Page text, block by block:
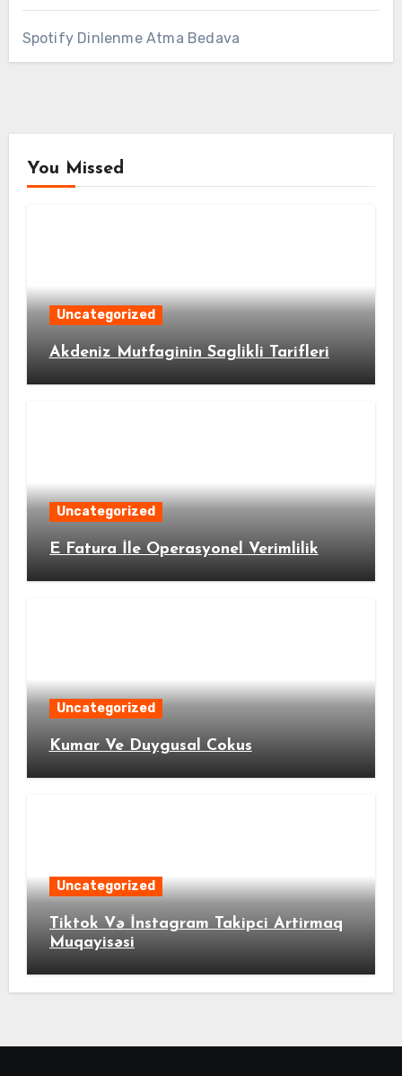
Spotify Dinlenme Atma Bedava
You Missed
Uncategorized
Akdeniz Mutfaginin Saglikli Tarifleri
Uncategorized
E Fatura İle Operasyonel Verimlilik
Uncategorized
Kumar Ve Duygusal Cokus
Uncategorized
Tiktok Və İnstagram Takipci Artirmaq
Muqayisəsi